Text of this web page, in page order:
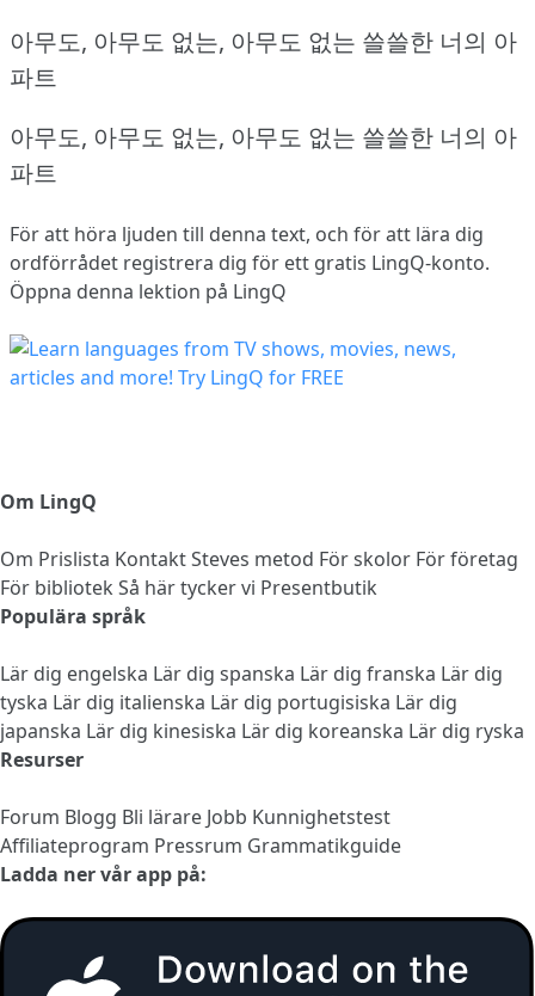
아무도, 아무도 없는, 아무도 없는 쓸쓸한 너의 아
파트
아무도, 아무도 없는, 아무도 없는 쓸쓸한 너의 아
파트
För att höra ljuden till denna text, och för att lära dig
ordförrådet registrera dig för ett gratis LingQ-konto.
Öppna denna lektion på LingQ
Om LingQ
Om Prislista KontaktSteves metod För skolor För företag
För bibliotek Så här tycker vi Presentbutik
Populära språk
Lär dig engelska Lär dig spanska Lär dig franska Lär dig
tyska Lär dig italienska Lär dig portugisiska Lär dig
japanska Lär dig kinesiska Lär dig koreanska Lär dig ryska
Resurser
Forum Blogg Bli lärare Jobb Kunnighetstest
Affiliateprogram Pressrum Grammatikguide
Ladda ner vår app på: